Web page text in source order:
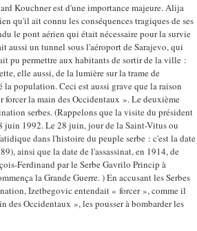
Kouchner est d'une importance majeure. Alija
qu'il ait connu les conséquences tragiques de ses
le pont aérien qui était nécessaire pour la survie
aussi un tunnel sous l'aéroport de Sarajevo, qui
pu permettre aux habitants de sortir de la ville :
elle aussi, de la lumière sur la trame de
la population. Ceci est aussi grave que la raison
la main des Occidentaux ». Le deuxième
serbes. (Rappelons que la visite du président
juin 1992. Le 28 juin, jour de la Saint-Vitus ou
dans l'histoire du peuple serbe : c'est la date
ainsi que la date de l'assassinat, en 1914, de
Ferdinand par le Serbe Gavrilo Princip à
la Grande Guerre. ) En accusant les Serbes
Izetbegovic entendait « forcer », comme il
des Occidentaux », les pousser à bombarder les